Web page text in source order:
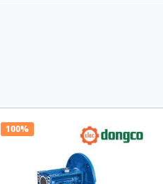
100%